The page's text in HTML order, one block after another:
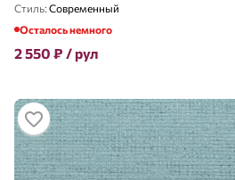
Стиль: Современный
Осталось немного
2 550 ₽ / рул